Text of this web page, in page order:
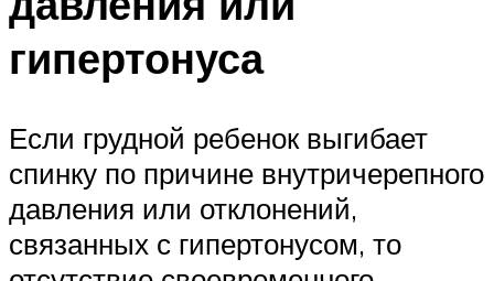
гипертонуса
Если грудной ребенок выгибает
спинку по причине внутричерепного
давления или отклонений,
связанных с гипертонусом, то